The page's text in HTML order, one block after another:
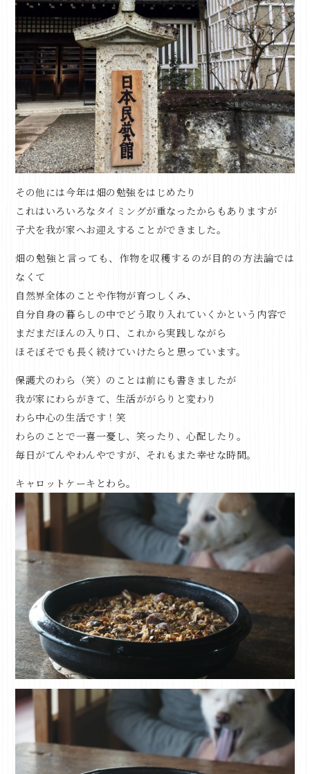
その他には今年は畑の勉強をはじめたり
これはいろいろなタイミングが重なったからもありますが
子犬を我が家へお迎えすることができました。
畑の勉強と言っても、作物を収穫するのが目的の方法論では
なくて
自然界全体のことや作物が育つしくみ、
自分自身の暮らしの中でどう取り入れていくかという内容で
まだまだほんの入り口、これから実践しながら
ほそぼそでも長く続けていけたらと思っています。
保護犬のわら（笑）のことは前にも書きましたが
我が家にわらがきて、生活ががらりと変わり
わら中心の生活です！笑
わらのことで一喜一憂し、笑ったり、心配したり。
毎日がてんやわんやですが、それもまた幸せな時間。
キャロットケーキとわら。